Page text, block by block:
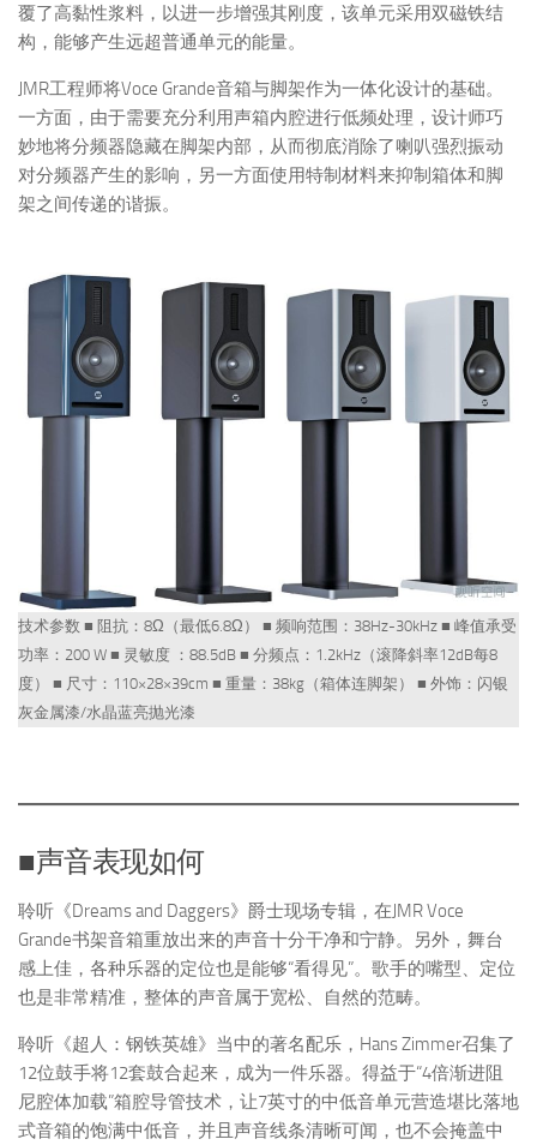
覆了高黏性浆料，以进一步增强其刚度，该单元采用双磁铁结
构，能够产生远超普通单元的能量。
JMR工程师将Voce Grande音箱与脚架作为一体化设计的基础。
一方面，由于需要充分利用声箱内腔进行低频处理，设计师巧
妙地将分频器隐藏在脚架内部，从而彻底消除了喇叭强烈振动
对分频器产生的影响，另一方面使用特制材料来抑制箱体和脚
架之间传递的谐振。
技术参数 ■ 阻抗：8Ω（最低6.8Ω） ■ 频响范围：38Hz-30kHz ■ 峰值承受
功率：200 W ■ 灵敏度 ：88.5dB ■ 分频点：1.2kHz（滚降斜率12dB每8
度） ■ 尺寸：110×28×39cm ■ 重量：38kg（箱体连脚架） ■ 外饰：闪银
灰金属漆/水晶蓝亮抛光漆
■声音表现如何
聆听《Dreams and Daggers》爵士现场专辑，在JMR Voce
Grande书架音箱重放出来的声音十分干净和宁静。另外，舞台
感上佳，各种乐器的定位也是能够“看得见”。歌手的嘴型、定位
也是非常精准，整体的声音属于宽松、自然的范畴。
聆听《超人：钢铁英雄》当中的著名配乐，Hans Zimmer召集了
12位鼓手将12套鼓合起来，成为一件乐器。得益于“4倍渐进阻
尼腔体加载”箱腔导管技术，让7英寸的中低音单元营造堪比落地
式音箱的饱满中低音，并且声音线条清晰可闻，也不会掩盖中